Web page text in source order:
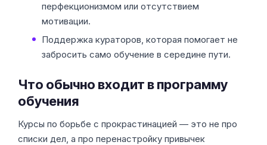
перфекционизмом или отсутствием
мотивации.
Поддержка кураторов, которая помогает не
забросить само обучение в середине пути.
Что обычно входит в программу
обучения
Курсы по борьбе с прокрастинацией — это не про
списки дел, а про перенастройку привычек